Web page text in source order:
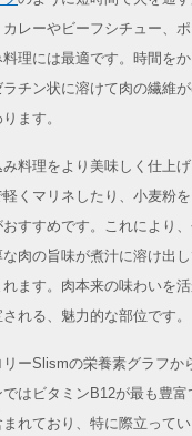
カレーやビーフシチュー、
料理には最適です。時間を
ラチン状に溶けて肉の繊維
ます。
み料理をより美味しく仕上
軽くマリネしたり、小麦粉
すすめです。これにより
な肉の旨味が煮汁に溶け出
れます。肉本来の味わいを
れる、魅力的な部位です。
リーSlismの栄養素グラフか
ではビタミンB12が最も豊
まれており、特に際立って